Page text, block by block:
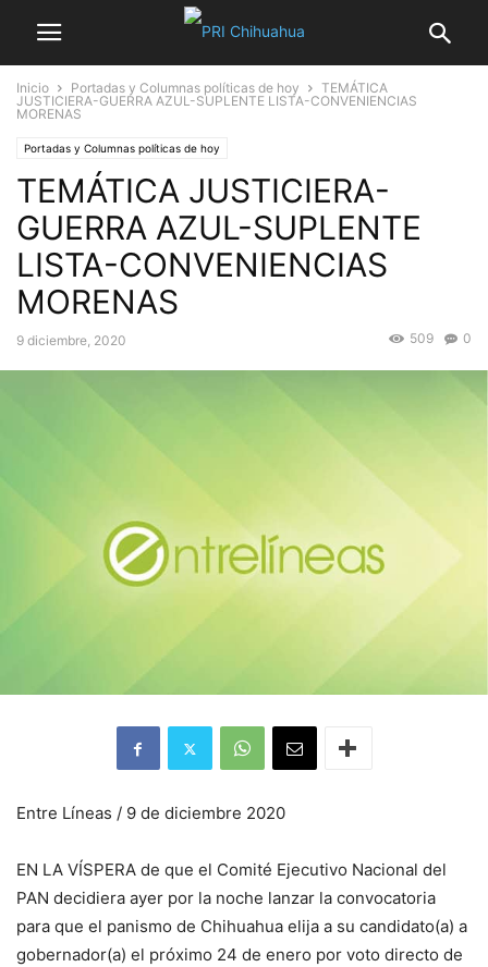
Inicio Portadas y Columnas políticas de hoy
TEMÁTICA
JUSTICIERA-GUERRA AZUL-SUPLENTE LISTA-CONVENIENCIAS
MORENAS
Portadas y Columnas políticas de hoy
TEMÁTICA JUSTICIERA-
GUERRA AZUL-SUPLENTE
LISTA-CONVENIENCIAS
MORENAS
9 diciembre, 2020 0
509
Entre Líneas / 9 de diciembre 2020
EN LA VÍSPERA de que el Comité Ejecutivo Nacional del
PAN decidiera ayer por la noche lanzar la convocatoria
para que el panismo de Chihuahua elija a su candidato(a) a
gobernador(a) el próximo 24 de enero por voto directo de